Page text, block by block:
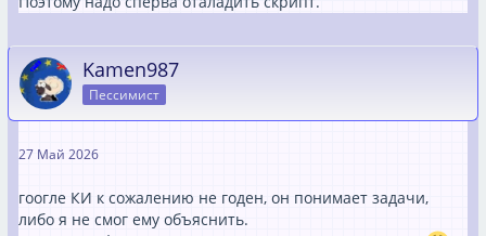
n=$bUserLoggedIn BMSrunning=$bJobIsRunn
}
Was ändert sich dadurch im Log?
Wenn am nächsten Morgen um 03:00 Uhr ein Benutzer
2026.05.28 03:00:01 Shutting Down -
UserLoggedIn=True BMSrunning=False
Kamen987
Пессимист
27 Май 2026
гоогле КИ к сожалению не годен, он понимает задачи,
либо я не смог ему объяснить.